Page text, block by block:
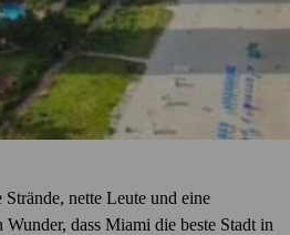
nette Leute und eine
dass Miami die beste Stadt in